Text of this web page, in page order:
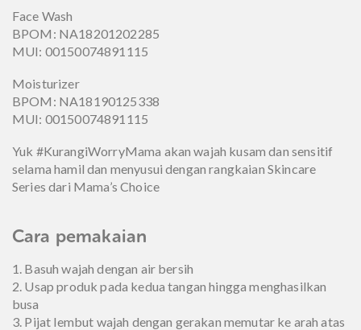
Face Wash
BPOM: NA18201202285
MUI: 00150074891115
Moisturizer
BPOM: NA18190125338
MUI: 00150074891115
Yuk #KurangiWorryMama akan wajah kusam dan sensitif
selama hamil dan menyusui dengan rangkaian Skincare
Series dari Mama’s Choice
Cara pemakaian
1. Basuh wajah dengan air bersih
2. Usap produk pada kedua tangan hingga menghasilkan
busa
3. Pijat lembut wajah dengan gerakan memutar ke arah atas